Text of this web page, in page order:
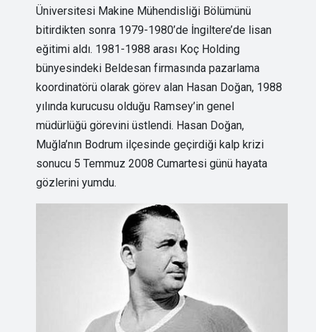
Üniversitesi Makine Mühendisliği Bölümünü
bitirdikten sonra 1979-1980’de İngiltere’de lisan
eğitimi aldı. 1981-1988 arası Koç Holding
bünyesindeki Beldesan firmasında pazarlama
koordinatörü olarak görev alan Hasan Doğan, 1988
yılında kurucusu olduğu Ramsey’in genel
müdürlüğü görevini üstlendi. Hasan Doğan,
Muğla’nın Bodrum ilçesinde geçirdiği kalp krizi
sonucu 5 Temmuz 2008 Cumartesi günü hayata
gözlerini yumdu.